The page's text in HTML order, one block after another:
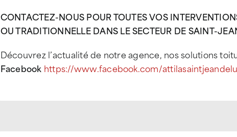
CONTACTEZ-NOUS POUR TOUTES VOS
OU TRADITIONNELLE DANS LE SECTEUR DE SAINT-
Découvrez l’actualité de notre agence, nos solutions
Facebook https://www.facebook.com/